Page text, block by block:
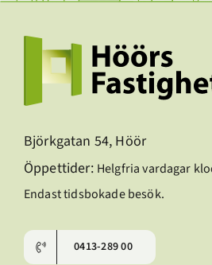
Björkgatan 54, Höör
Öppettider: Helgfria vardagar
Endast tidsbokade besök.
0413-289 00